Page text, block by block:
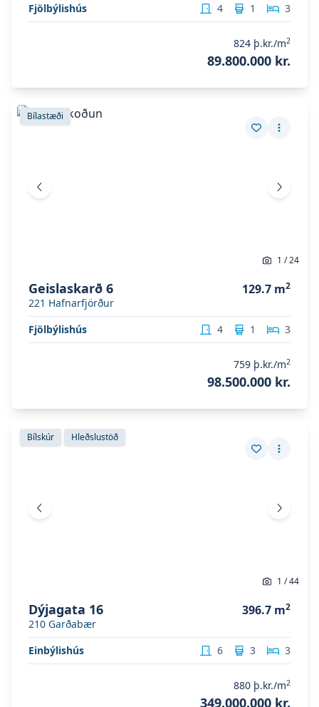
Fjölbýlishús 4 1 3
824 þ.kr./m2
89.800.000 kr.
Skoða eignina
Bílastæði
Vista eign
Fleiri
Skoða eigninaGeislaskarð 6
Fyrri mynd Næsta
1 /24
Geislaskarð 6
221 Hafnarfjörður
129.7 m2
Fjölbýlishús 4 1 3
759 þ.kr./m2
98.500.000 kr.
Skoða eigninaDýjagata 16
Bílskúr Hleðslustöð
Vista eign
Fleiri
Skoða eigninaDýjagata 16
Fyrri mynd Næsta
1 /44
Dýjagata 16
210 Garðabær
396.7 m2
Einbýlishús 6 3 3
880 þ.kr./m2
349.000.000 kr.